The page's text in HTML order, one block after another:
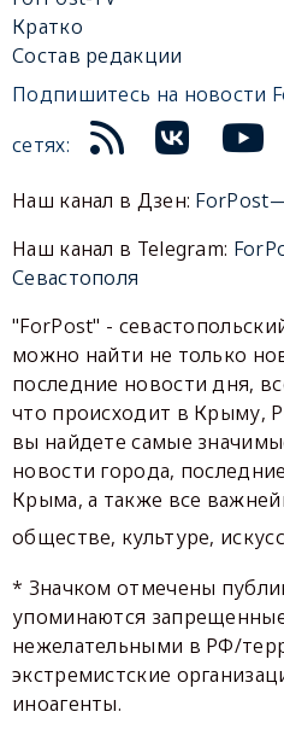
Кратко
Состав редакции
Подпишитесь на новости
сетях:
Наш канал в Дзен:
Наш канал в Telegram:
Севастополя
"ForPost" -
можно найти не только
последние новости дня,
что происходит в Крыму,
вы найдете самые
новости города,
Крыма, а также все
обществе, культуре,
* Значком отмечены
упоминаются
нежелательными в РФ/
экстремистские
иноагенты.